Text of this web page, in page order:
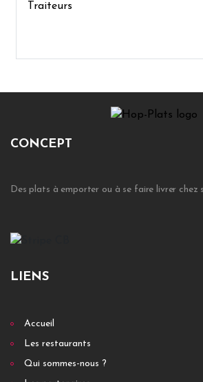
Traiteurs
CONCEPT
Des plats à emporter ou à se faire livrer chez
LIENS
Accueil
Les restaurants
Qui sommes-nous ?